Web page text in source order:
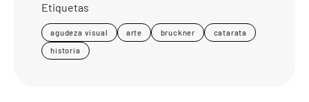
Etiquetas
agudeza visual arte bruckner catarata
historia